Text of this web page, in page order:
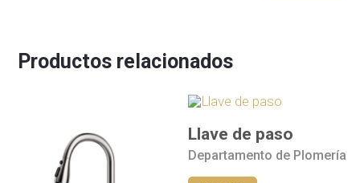
Productos relacionados
Llave de paso
Departamento de Plomería